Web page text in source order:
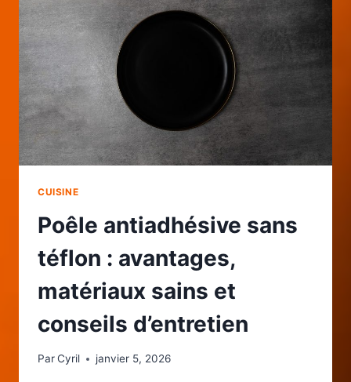
POUR
POIS
CHICHES,
LENTILLES
HARICOTS
RÉUSSIS
CUISINE
Poêle antiadhésive sans
téflon : avantages,
matériaux sains et
conseils d’entretien
ParCyril janvier 5, 2026